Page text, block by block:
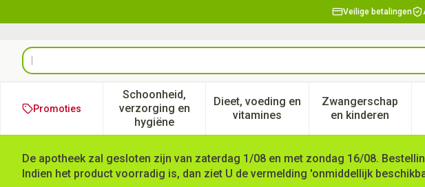
Veilige betalingen
Product, merk, categorie...
Promoties
Schoonheid,
verzorging en
hygiëne
Toon submenu voor Schoonheid, verzorging en
Dieet, voeding en
vitaminesToon submenu voor Dieet,
Zwangerschap
en kinderen
Toon
De apotheek zal gesloten zijn van zaterdag 1/08 en met zondag 16/08.
Indien het product voorradig is, dan ziet U de vermelding 'onmiddellijk